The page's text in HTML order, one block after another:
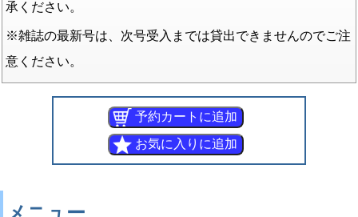
承ください。
※雑誌の最新号は、次号受入までは貸出できませんのでご注
意ください。
メニュー